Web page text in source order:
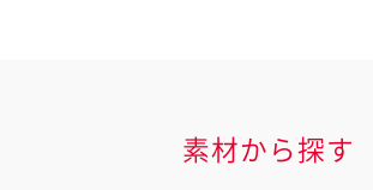
素材から探す